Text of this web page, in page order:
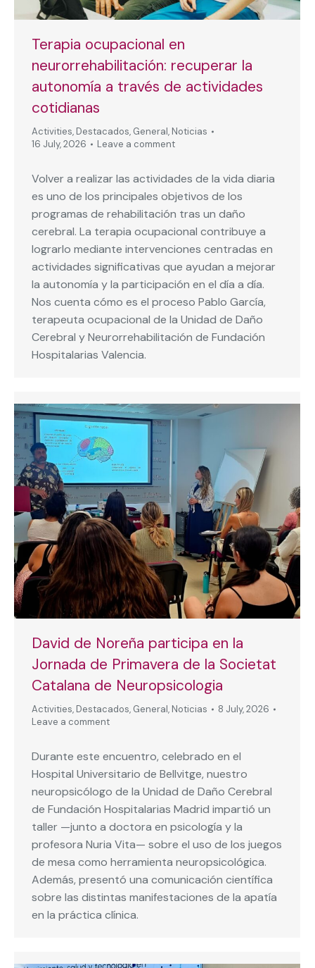
Terapia ocupacional en
neurorrehabilitación: recuperar la
autonomía a través de actividades
cotidianas
Activities, Destacados, General, Noticias
16 July, 2026
Leave a comment
Volver a realizar las actividades de la vida diaria
es uno de los principales objetivos de los
programas de rehabilitación tras un daño
cerebral. La terapia ocupacional contribuye a
lograrlo mediante intervenciones centradas en
actividades significativas que ayudan a mejorar
la autonomía y la participación en el día a día.
Nos cuenta cómo es el proceso Pablo García,
terapeuta ocupacional de la Unidad de Daño
Cerebral y Neurorrehabilitación de Fundación
Hospitalarias Valencia.
David de Noreña participa en la
Jornada de Primavera de la Societat
Catalana de Neuropsicologia
Activities, Destacados, General, Noticias
8 July, 2026
Leave a comment
Durante este encuentro, celebrado en el
Hospital Universitario de Bellvitge, nuestro
neuropsicólogo de la Unidad de Daño Cerebral
de Fundación Hospitalarias Madrid impartió un
taller —junto a doctora en psicología y la
profesora Nuria Vita— sobre el uso de los juegos
de mesa como herramienta neuropsicológica.
Además, presentó una comunicación científica
sobre las distintas manifestaciones de la apatía
en la práctica clínica.